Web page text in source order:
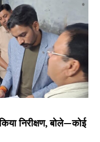
निरीक्षण, बोले—कोई